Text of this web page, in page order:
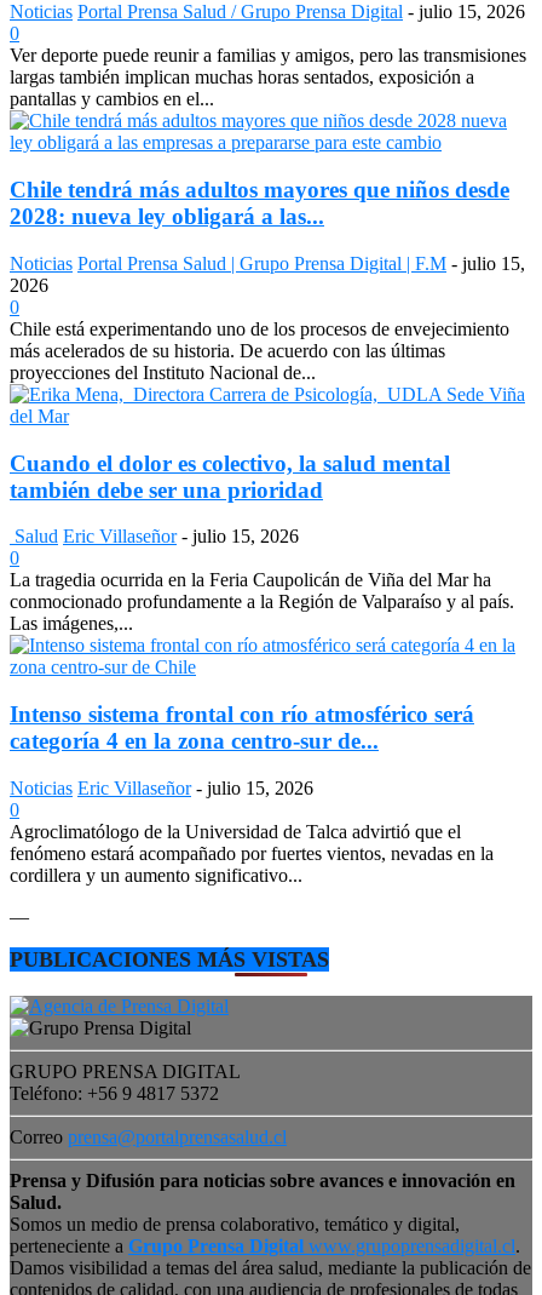
Noticias Portal Prensa Salud / Grupo Prensa Digital - julio 15, 2026
0
Ver deporte puede reunir a familias y amigos, pero las transmisiones
largas también implican muchas horas sentados, exposición a
pantallas y cambios en el...
Chile tendrá más adultos mayores que niños desde
2028: nueva ley obligará a las...
Noticias Portal Prensa Salud | Grupo Prensa Digital | F.M - julio 15,
2026
0
Chile está experimentando uno de los procesos de envejecimiento
más acelerados de su historia. De acuerdo con las últimas
proyecciones del Instituto Nacional de...
Cuando el dolor es colectivo, la salud mental
también debe ser una prioridad
Salud Eric Villaseñor - julio 15, 2026
0
La tragedia ocurrida en la Feria Caupolicán de Viña del Mar ha
conmocionado profundamente a la Región de Valparaíso y al país.
Las imágenes,...
Intenso sistema frontal con río atmosférico será
categoría 4 en la zona centro-sur de...
Noticias Eric Villaseñor - julio 15, 2026
0
Agroclimatólogo de la Universidad de Talca advirtió que el
fenómeno estará acompañado por fuertes vientos, nevadas en la
cordillera y un aumento significativo...
—
PUBLICACIONES MÁS VISTAS
GRUPO PRENSA DIGITAL
Teléfono: +56 9 4817 5372
Correo prensa@portalprensasalud.cl
Prensa y Difusión para noticias sobre avances e innovación en
Salud.
Somos un medio de prensa colaborativo, temático y digital,
perteneciente a Grupo Prensa Digital www.grupoprensadigital.cl.
Damos visibilidad a temas del área salud, mediante la publicación de
contenidos de calidad, con una audiencia de profesionales de todas